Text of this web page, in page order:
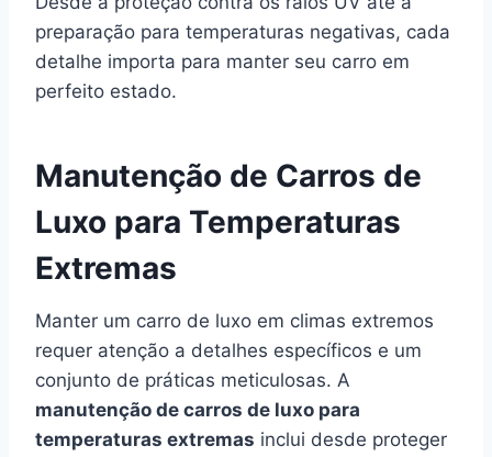
preparação para temperaturas negativas, cada
detalhe importa para manter seu carro em
perfeito estado.
Manutenção de Carros de
Luxo para Temperaturas
Extremas
Manter um carro de luxo em climas extremos
requer atenção a detalhes específicos e um
conjunto de práticas meticulosas. A
manutenção de carros de luxo para
temperaturas extremas inclui desde proteger